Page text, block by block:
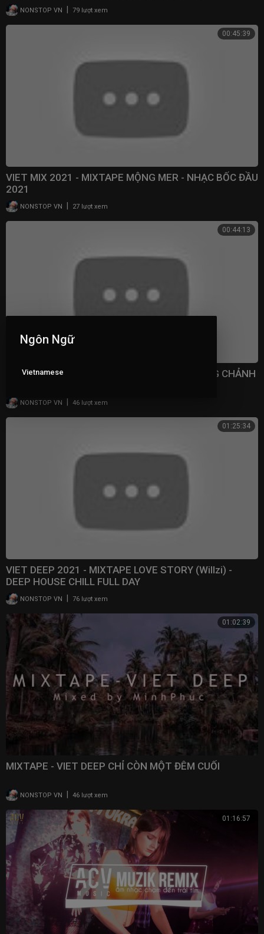
NONSTOP VN 79 lượt xem
00:45:39
VIET MIX 2021 - MIXTAPE MỘNG MER - NHẠC BỐC ĐẦU
2021
NONSTOP VN 27 lượt xem
00:44:13
VIET DEEP 2021 - MIXTAPE NHẠC CHILL SANG CHẢNH
NONSTOP VN 46 lượt xem
01:25:34
VIET DEEP 2021 - MIXTAPE LOVE STORY (Willzi) -
DEEP HOUSE CHILL FULL DAY
NONSTOP VN 76 lượt xem
01:02:39
MIXTAPE - VIET DEEP CHỈ CÒN MỘT ĐÊM CUỐI
NONSTOP VN | 46 lượt xem
01:16:57
Ngôn Ngữ
Vietnamese